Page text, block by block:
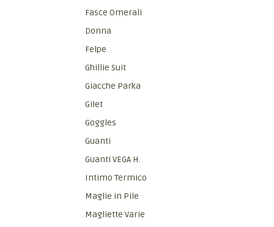
Fasce Omerali
Donna
Felpe
Ghillie Suit
Giacche Parka
Gilet
Goggles
Guanti
Guanti VEGA H.
Intimo Termico
Maglie in Pile
Magliette Varie